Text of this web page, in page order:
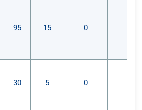
95 15 0
30 5 0